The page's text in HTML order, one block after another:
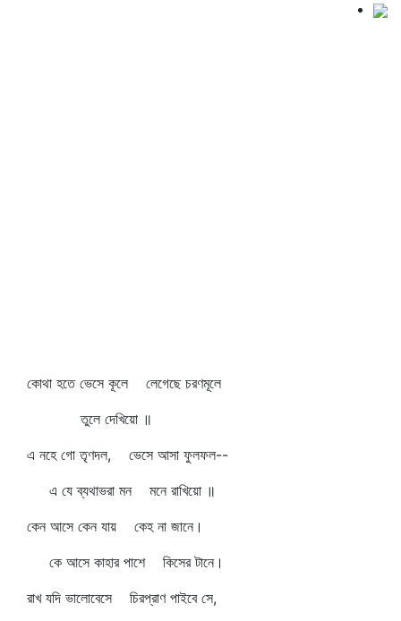
কোথা হতে ভেসে কূলে লেগেছে চরণমূলে
তুলে দেখিয়ো ॥
এ নহে গো তৃণদল, ভেসে আসা ফুলফল--
এ যে ব্যথাভরা মন মনে রাখিয়ো ॥
কেন আসে কেন যায় কেহ না জানে।
কে আসে কাহার পাশে কিসের টানে।
রাখ যদি ভালোবেসে চিরপ্রাণ পাইবে সে,